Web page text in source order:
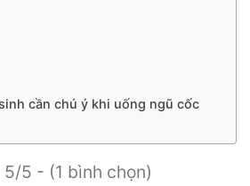
cần chú ý khi uống ngũ cốc
5/5 - (1 bình chọn)